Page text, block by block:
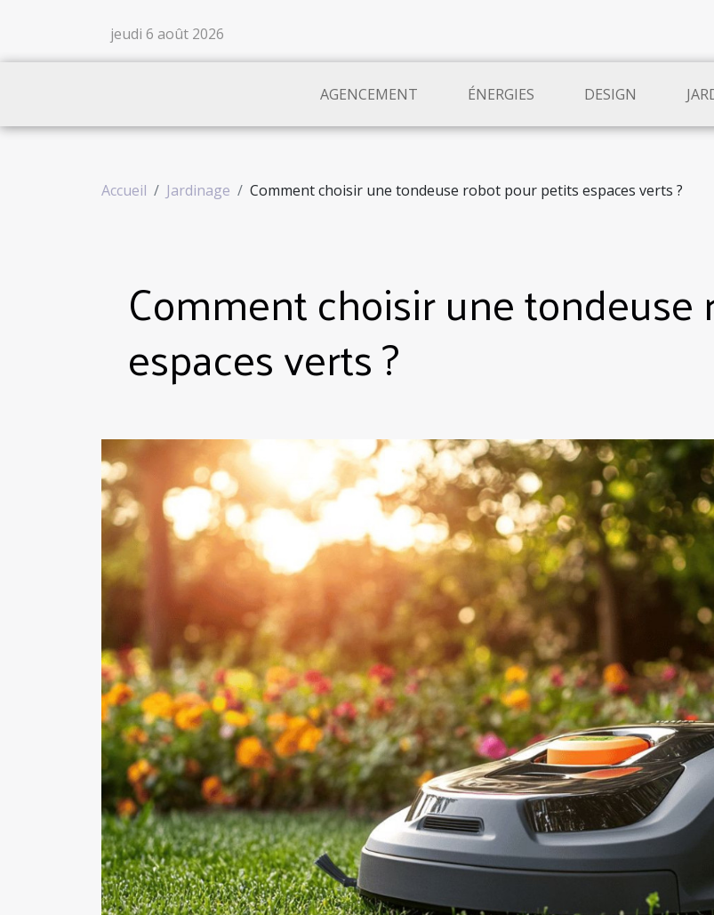
jeudi 6 août 2026
AGENCEMENT ÉNERGIES DESIGN
Accueil Jardinage Comment choisir une tondeuse robot pour petits espaces verts ?
Comment choisir une
espaces verts ?